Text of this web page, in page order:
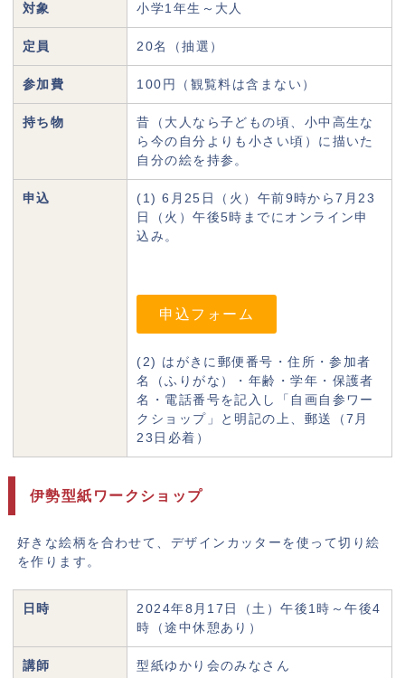
対象 小学1年生～大人
定員 20名（抽選）
参加費 100円（観覧料は含まない）
持ち物
昔（大人なら子どもの頃、小中高生な
ら今の自分よりも小さい頃）に描いた
自分の絵を持参。
申込
(1) 6月25日（火）午前9時から7月23
日（火）午後5時までにオンライン申
込み。
申込フォーム
(2) はがきに郵便番号・住所・参加者
名（ふりがな）・年齢・学年・保護者
名・電話番号を記入し「自画自参ワー
クショップ」と明記の上、郵送（7月
23日必着）
伊勢型紙ワークショップ
好きな絵柄を合わせて、デザインカッターを使って切り絵
を作ります。
日時
2024年8月17日（土）午後1時～午後4
時（途中休憩あり）
講師 型紙ゆかり会のみなさん